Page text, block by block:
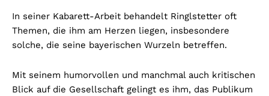
In seiner Kabarett-Arbeit behandelt Ringlstetter oft
Themen, die ihm am Herzen liegen, insbesondere
solche, die seine bayerischen Wurzeln betreffen.
Mit seinem humorvollen und manchmal auch kritischen
Blick auf die Gesellschaft gelingt es ihm, das Publikum